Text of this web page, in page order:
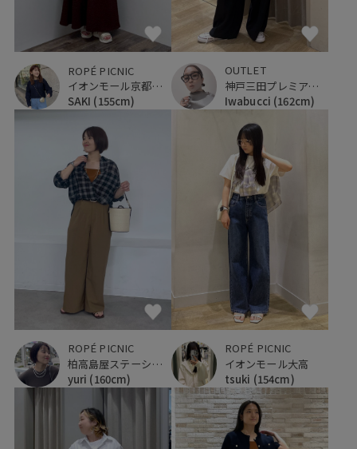
ROPÉ PICNIC
イオンモール京都桂川
SAKI (155cm)
OUTLET
神戸三田プレミアム・アウトレット
Iwabucci (162cm)
ROPÉ PICNIC
柏高島屋ステーションモール
yuri (160cm)
ROPÉ PICNIC
イオンモール大高
tsuki (154cm)